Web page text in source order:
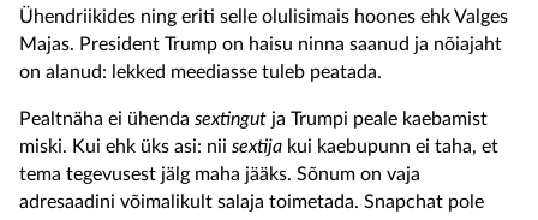
Ühendriikides ning eriti selle olulisimais hoones ehk Valges
Majas. President Trump on haisu ninna saanud ja nõiajaht
on alanud: lekked meediasse tuleb peatada.
Pealtnäha ei ühenda sextingut ja Trumpi peale kaebamist
miski. Kui ehk üks asi: nii sextija kui kaebupunn ei taha, et
tema tegevusest jälg maha jääks. Sõnum on vaja
adresaadini võimalikult salaja toimetada. Snapchat pole